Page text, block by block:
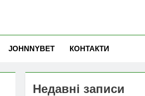
JOHNNYBET КОНТАКТИ
Недавні записи